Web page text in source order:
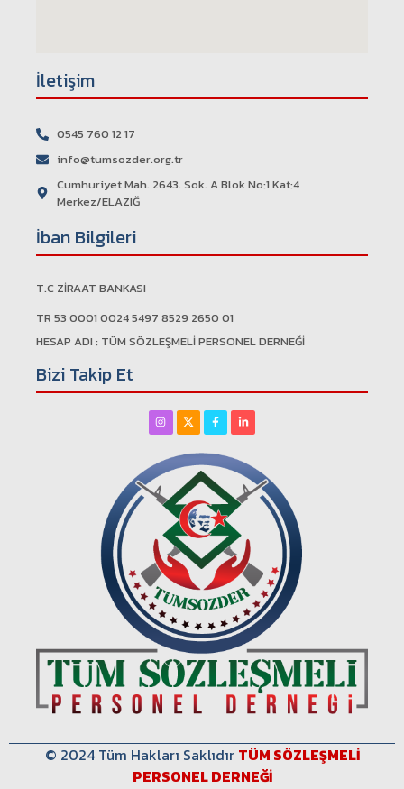
İletişim
0545 760 12 17
info@tumsozder.org.tr
Cumhuriyet Mah. 2643. Sok. A Blok No:1 Kat:4
Merkez/ELAZIĞ
İban Bilgileri
T.C ZİRAAT BANKASI
TR 53 0001 0024 5497 8529 2650 01
HESAP ADI : TÜM SÖZLEŞMELİ PERSONEL DERNEĞİ
Bizi Takip Et
© 2024 Tüm Hakları Saklıdır TÜM SÖZLEŞMELİ
PERSONEL DERNEĞİ